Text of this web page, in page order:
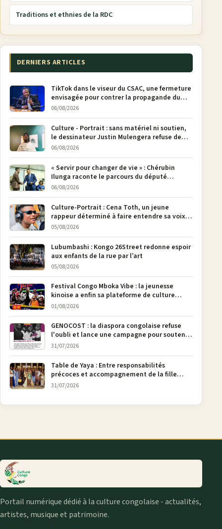
Traditions et ethnies de la RDC
DERNIERS ARTICLES
TikTok dans le viseur du CSAC, une fermeture
envisagée pour contrer la propagande du
M23
06/08/2026
Culture - Portrait : sans matériel ni soutien,
le dessinateur Justin Mulengera refuse de
poser son crayon
06/08/2026
« Servir pour changer de vie » : Chérubin
Ilunga raconte le parcours du député
national Jethro Muyombi Tshimbu en 137
06/08/2026
Culture-Portrait : Cena Toth, un jeune
rappeur déterminé à faire entendre sa voix à
Bunia
05/08/2026
Lubumbashi : Kongo 26Street redonne espoir
aux enfants de la rue par l’art
05/08/2026
Festival Congo Mboka Vibe : la jeunesse
kinoise a enfin sa plateforme de culture
urbaine
01/08/2026
GENOCOST : la diaspora congolaise refuse
l'oubli et lance une campagne pour soutenir
la pétition FONAREV depuis Bruxelles
31/07/2026
Table de Yaya : Entre responsabilités
précoces et accompagnement de la fille
aînée, la diaspora en débat
31/07/2026
Portail numérique dédié à la culture congolaise - actualités,
artistes, musique et patrimoine.